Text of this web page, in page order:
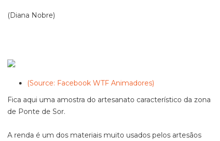
(Diana Nobre)
(Source: Facebook WTF Animadores)
Fica aqui uma amostra do artesanato característico da zona
de Ponte de Sor.
A renda é um dos materiais muito usados pelos artesãos